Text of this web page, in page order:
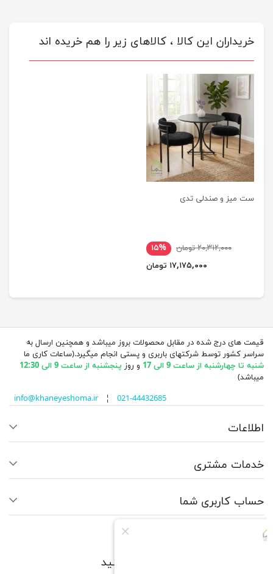
خریداران این کالا ، کالاهای زیر را هم خریده اند
ست میز و صندلی تدی
۲۰,۳۱۲,۰۰۰ تومان
۱۵%
۱۷,۱۷۵,۰۰۰ تومان
قیمت های درج شده در مقابل محصولات بروز میباشد و همچنین ارسال به
سراسر کشور توسط شرکتهای باربری و پستی انجام میگیرد.(ساعات کاری ما
شنبه تا چهارشنبه از ساعت 9 الی 17
و روز پنجشنبه از ساعت 9 الی 12:30
میباشد)
info@khaneyeshoma.ir¦ 021-44432685
اطلاعات
خدمات مشتری
حساب کاربری شما
ما را دنبال کنید